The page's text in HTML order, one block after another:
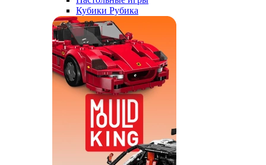
Кубики Рубика